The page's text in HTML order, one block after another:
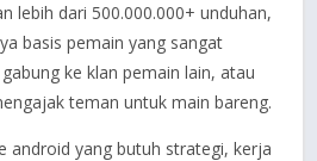
lebih dari 500.000.000+ unduhan,
basis pemain yang sangat
ke klan pemain lain, atau
teman untuk main bareng.
android yang butuh strategi, kerja